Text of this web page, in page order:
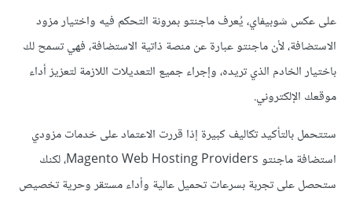
على عكس شوبيفاي، يُعرف ماجنتو بمرونة التحكم فيه واختيار مزود
الاستضافة، لأن ماجنتو عبارة عن منصة ذاتية الاستضافة، فهي تسمح لك
باختيار الخادم الذي تريده، وإجراء جميع التعديلات اللازمة لتعزيز أداء
موقعك الإلكتروني.
ستتحمل بالتأكيد تكاليف كبيرة إذا قررت الاعتماد على خدمات مزودي
استضافة ماجنتو Magento Web Hosting Providers، لكنك
ستحصل على تجربة بسرعات تحميل عالية وأداء مستقر وحرية تخصيص